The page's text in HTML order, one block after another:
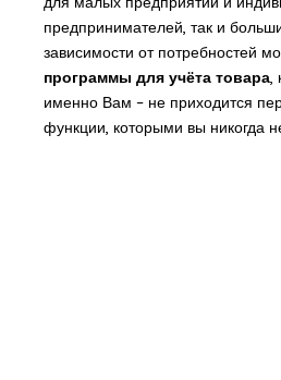
предпринимателей, так и
зависимости от потребностей
программы для учёта товара,
именно Вам – не приходится
функции, которыми вы никогда